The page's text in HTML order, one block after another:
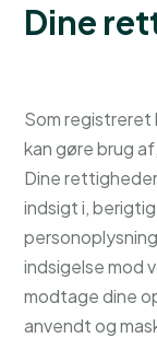
Dine
Som registreret
kan gøre brug
Dine
indsigt i,
indsigelse mod
modtage dine
anvendt og